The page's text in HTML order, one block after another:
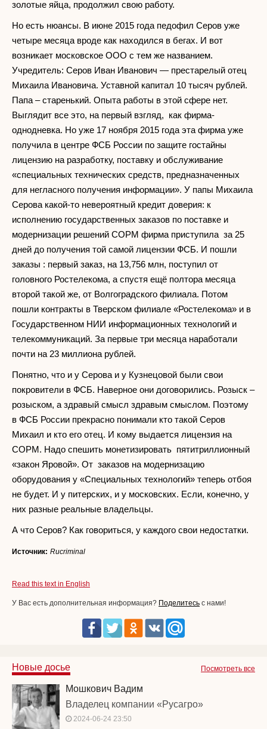
золотые яйца, продолжил свою работу.
Но есть нюансы. В июне 2015 года педофил Серов уже
четыре месяца вроде как находился в бегах. И вот
возникает московское ООО с тем же названием.
Учредитель: Серов Иван Иванович — престарелый отец
Михаила Ивановича. Уставной капитал 10 тысяч рублей.
Папа – старенький. Опыта работы в этой сфере нет.
Выглядит все это, на первый взгляд, как фирма-
однодневка. Но уже 17 ноября 2015 года эта фирма уже
получила в центре ФСБ России по защите гостайны
лицензию на разработку, поставку и обслуживание
«специальных технических средств, предназначенных
для негласного получения информации». У папы Михаила
Серова какой-то невероятный кредит доверия: к
исполнению государственных заказов по поставке и
модернизации решений СОРМ фирма приступила за 25
дней до получения той самой лицензии ФСБ. И пошли
заказы : первый заказ, на 13,756 млн, поступил от
головного Ростелекома, а спустя ещё полтора месяца
второй такой же, от Волгоградского филиала. Потом
пошли контракты в Тверском филиале «Ростелекома» и в
Государственном НИИ информационных технологий и
телекоммуникаций. За первые три месяца наработали
почти на 23 миллиона рублей.
Понятно, что и у Серова и у Кузнецовой были свои
покровители в ФСБ. Наверное они договорились. Розыск –
розыском, а здравый смысл здравым смыслом. Поэтому
в ФСБ России прекрасно понимали кто такой Серов
Михаил и кто его отец. И кому выдается лицензия на
СОРМ. Надо спешить монетизировать пятитриллионный
«закон Яровой». От заказов на модернизацию
оборудования у «Специальных технологий» теперь отбоя
не будет. И у питерских, и у московских. Если, конечно, у
них разные реальные владельцы.
А что Серов? Как говориться, у каждого свои недостатки.
Источник: Rucriminal
Read this text in English
У Вас есть дополнительная информация? Поделитесь с нами!
Посмотреть все
Новые досье
Мошкович Вадим
Владелец компании «Русагро»
2024-06-24 23:50